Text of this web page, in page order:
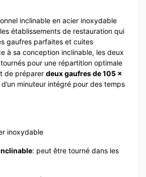
inclinable en acier inoxydable
établissements de restauration qui
gaufres parfaites et cuites
à sa conception inclinable, les deux
pour une répartition optimale
de préparer deux gaufres de 105 x
minuteur intégré pour des temps
inoxydable
: peut être tourné dans les